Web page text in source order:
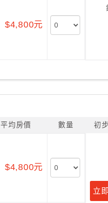
$4,800元
平均房價 數量 初
$4,800元
立